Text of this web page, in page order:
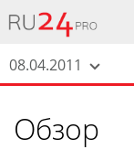
08.04.2011
Обзор